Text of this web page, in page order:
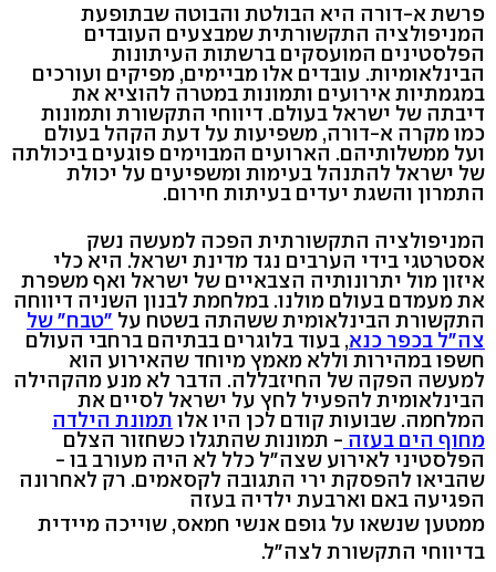
פרשת א-דורה היא הבולטת והבוטה שבתופעת
המניפולציה התקשורתית שמבצעים העובדים
הפלסטינים המועסקים ברשתות העיתונות
הבינלאומיות. עובדים אלו מביימים, מפיקים ועורכים
במגמתיות אירועים ותמונות במטרה להוציא את
דיבתה של ישראל בעולם. דיווחי התקשורת ותמונות
כמו מקרה א-דורה, משפיעות על דעת הקהל בעולם
ועל ממשלותיהם. הארועים המבוימים פוגעים ביכולתה
של ישראל להתנהל בעימות ומשפיעים על יכולת
התמרון והשגת יעדים בעיתות חירום.
המניפולציה התקשורתית הפכה למעשה נשק
אסטרטגי בידי הערבים נגד מדינת ישראל. היא כלי
איזון מול יתרונותיה הצבאיים של ישראל ואף משפרת
את מעמדם בעולם מולנו. במלחמת לבנון השניה דיווחה
התקשורת הבינלאומית ששהתה בשטח על "טבח" של
צה"ל בכפר כנא, בעוד בלוגרים בבתיהם ברחבי העולם
חשפו במהירות וללא מאמץ מיוחד שהאירוע הוא
למעשה הפקה של החיזבללה. הדבר לא מנע מהקהילה
הבינלאומית להפעיל לחץ על ישראל לסיים את
המלחמה. שבועות קודם לכן היו אלו תמונת הילדה
מחוף הים בעזה - תמונות שהתגלו כשחזור הצלם
הפלסטיני לאירוע שצה"ל כלל לא היה מעורב בו -
שהביאו להפסקת ירי התגובה לקסאמים. רק לאחרונה
הפגיעה באם וארבעת ילדיה בעזה
ממטען שנשאו על גופם אנשי חמאס, שוייכה מיידית
בדיווחי התקשורת לצה"ל.